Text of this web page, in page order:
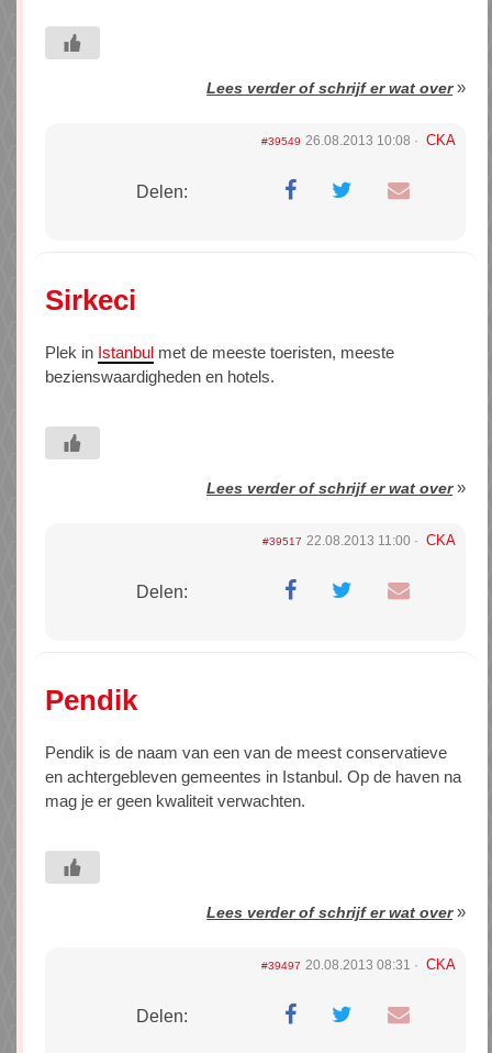
Lees verder of schrijf er wat over»
#39549 26.08.2013 10:08 CKA
Delen:
Sirkeci
Plek in Istanbul met de meeste toeristen, meeste
bezienswaardigheden en hotels.
Lees verder of schrijf er wat over»
#39517 22.08.2013 11:00 CKA
Delen:
Pendik
Pendik is de naam van een van de meest conservatieve
en achtergebleven gemeentes in Istanbul. Op de haven na
mag je er geen kwaliteit verwachten.
Lees verder of schrijf er wat over»
#39497 20.08.2013 08:31 CKA
Delen: